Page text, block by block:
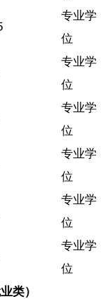
专业学
位
专业学
位
专业学
位
专业学
位
专业学
位
专业学
位
类）